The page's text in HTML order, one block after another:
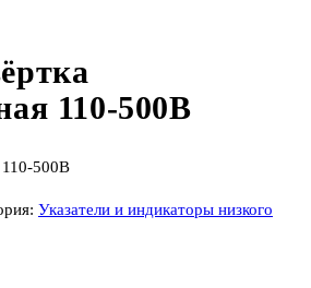
110-500В
110-500В
Указатели и индикаторы низкого